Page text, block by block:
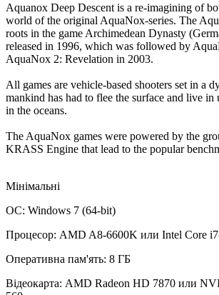
Aquanox Deep Descent is a re-imagining of
world of the original AquaNox-series. The
roots in the game Archimedean Dynasty
released in 1996, which was followed by
AquaNox 2: Revelation in 2003.
All games are vehicle-based shooters set in a
mankind has had to flee the surface and live in
in the oceans.
The AquaNox games were powered by the
KRASS Engine that lead to the popular
Мінімальні
ОС: Windows 7 (64-bit)
Процесор: AMD A8-6600K или Intel Core
Оперативна пам'ять: 8 ГБ
Відеокарта: AMD Radeon HD 7870 или